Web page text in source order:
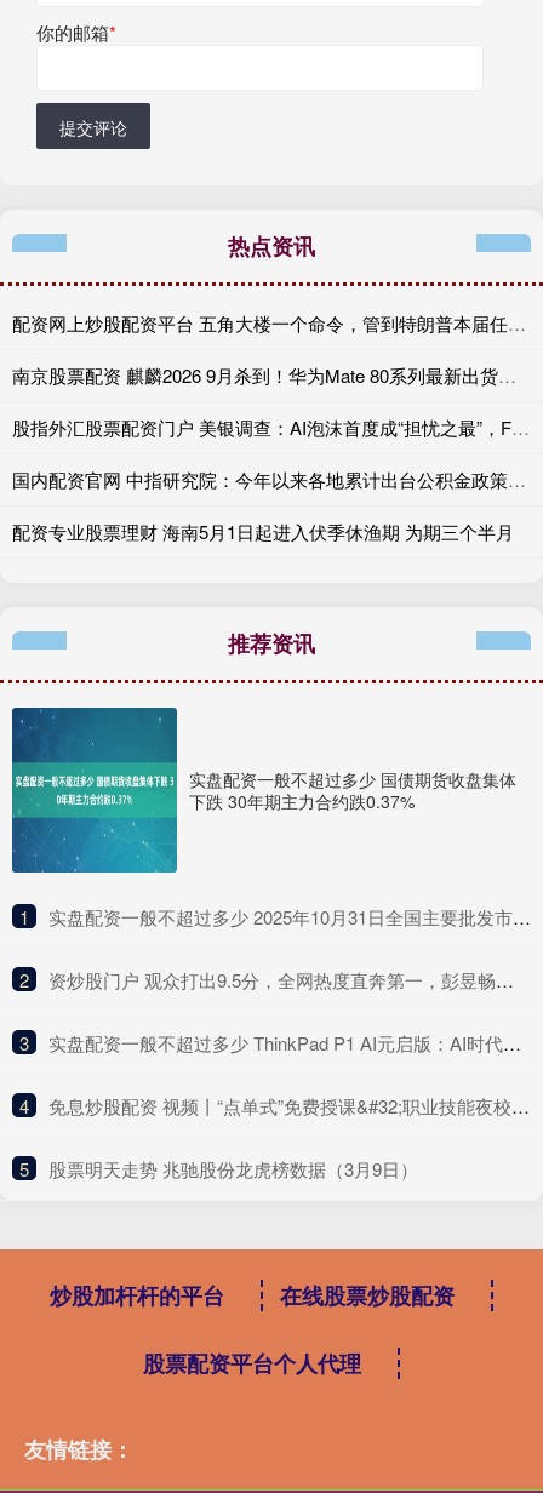
你的邮箱*
提交评论
热点资讯
配资网上炒股配资平台 五角大楼一个命令，管到特朗普本届任期届满时！
南京股票配资 麒麟2026 9月杀到！华为Mate 80系列最新出货：累计销量快破千万台
股指外汇股票配资门户 美银调查：AI泡沫首度成“担忧之最”，FED短期内不会加息
国内配资官网 中指研究院：今年以来各地累计出台公积金政策超60条
配资专业股票理财 海南5月1日起进入伏季休渔期 为期三个半月
推荐资讯
实盘配资一般不超过多少 国债期货收盘集体
下跌 30年期主力合约跌0.37%
1 ​实盘配资一般不超过多少 2025年10月31日全国主要批发市场鳝鱼价格行情
2 ​资炒股门户 观众打出9.5分，全网热度直奔第一，彭昱畅新剧成大黑马
3 ​实盘配资一般不超过多少 ThinkPad P1 AI元启版：AI时代的「数字工匠」——从代码编译到量子计算，把算力装进口袋
4 ​免息炒股配资 视频丨“点单式”免费授课&#32;职业技能夜校开启追梦新通道
5 ​股票明天走势 兆驰股份龙虎榜数据（3月9日）
炒股加杆杆的平台 在线股票炒股配资
股票配资平台个人代理
友情链接：